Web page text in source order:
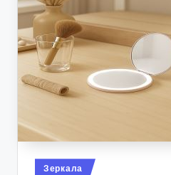
Опубликовано
Зеркала